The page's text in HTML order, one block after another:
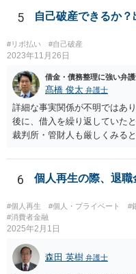
5 自己破産できるか？
#リボ払い #自己破産
2023年11月26日
借金・債務整理に強い弁
髙橋 俊太 弁護士
詳細な事実関係が不明ではあ
後に、借入を繰り返していた
裁判所・管財人も厳しくみる
財人に対して反省の姿勢を示
思われます。
6 個人再生の際、退
#個人再生 #個人・プライベート #
#消費者金融
2025年2月1日
森田 英樹 弁護士